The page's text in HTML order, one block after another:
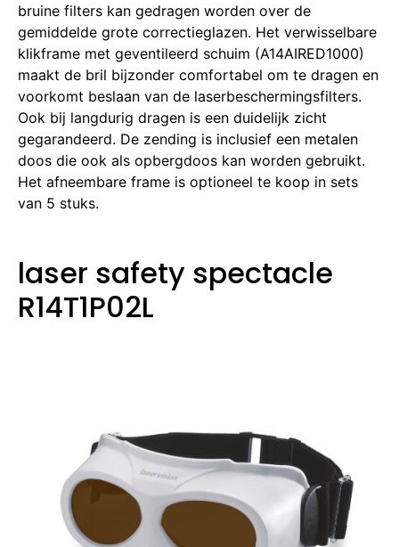
bruine filters kan gedragen worden over de
gemiddelde grote correctieglazen. Het verwisselbare
klikframe met geventileerd schuim (A14AIRED1000)
maakt de bril bijzonder comfortabel om te dragen en
voorkomt beslaan van de laserbeschermingsfilters.
Ook bij langdurig dragen is een duidelijk zicht
gegarandeerd. De zending is inclusief een metalen
doos die ook als opbergdoos kan worden gebruikt.
Het afneembare frame is optioneel te koop in sets
van 5 stuks.
laser safety spectacle
R14T1P02L